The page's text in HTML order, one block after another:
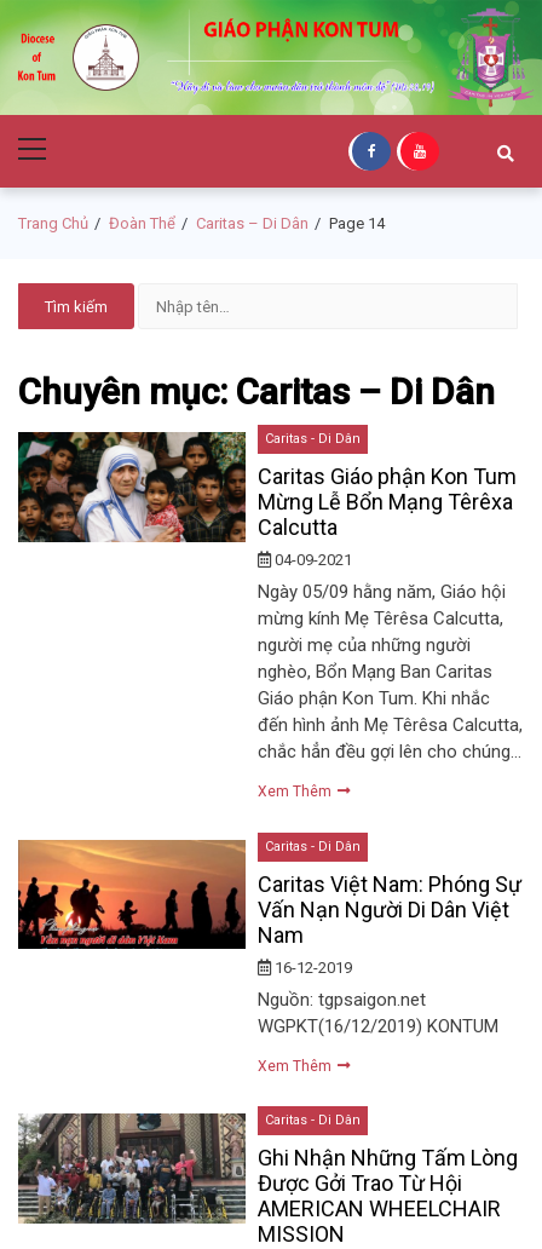
to
navigation
to
content
Giáo Phận Kon
Tum
Menu
Trang Chủ Đoàn Thể Caritas – Di Dân Page 14
Chuyên mục: Caritas – Di Dân
Caritas - Di Dân
Caritas Giáo phận Kon Tum
Mừng Lễ Bổn Mạng Têrêxa
Calcutta
04-09-2021
Ngày 05/09 hằng năm, Giáo hội
mừng kính Mẹ Têrêsa Calcutta,
người mẹ của những người
nghèo, Bổn Mạng Ban Caritas
Giáo phận Kon Tum. Khi nhắc
đến hình ảnh Mẹ Têrêsa Calcutta,
chắc hẳn đều gợi lên cho chúng…
Xem Thêm
Caritas - Di Dân
Caritas Việt Nam: Phóng Sự
Vấn Nạn Người Di Dân Việt
Nam
16-12-2019
Nguồn: tgpsaigon.net
WGPKT(16/12/2019) KONTUM
Xem Thêm
Caritas - Di Dân
Ghi Nhận Những Tấm Lòng
Được Gởi Trao Từ Hội
AMERICAN WHEELCHAIR
MISSION